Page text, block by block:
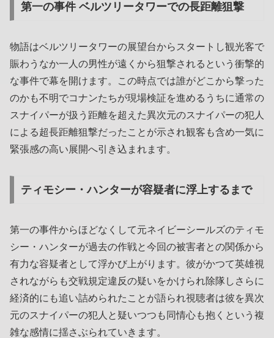
第一の事件 ベルツリータワーでの長距離狙撃
物語はベルツリータワーの展望台からスタートし観光客で
賑わうなか一人の男性が遠くから狙撃されるという衝撃的
な事件で幕を開けます。この時点では誰がどこから撃った
のかも不明でコナンたちが現場検証を進めるうちに通常の
スナイパーが扱う距離を超えた異次元のスナイパーの犯人
による超長距離狙撃だったことが示され観客も含め一気に
緊張感の高い展開へ引き込まれます。
ティモシー・ハンターが容疑者に浮上するまで
第一の事件からほどなくして元ネイビーシールズのティモ
シー・ハンターが過去の作戦と今回の被害者との関係から
有力な容疑者として浮かび上がります。彼がかつて英雄視
されながらも交戦規定違反の疑いをかけられ除隊しさらに
経済的にも追い詰められたことが語られ視聴者は彼を異次
元のスナイパーの犯人と疑いつつも同情心も抱くという複
雑な感情に揺さぶられていきます。